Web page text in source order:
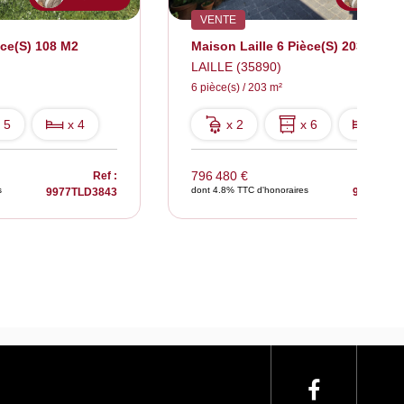
108 M2
5 x 4
Ref :
9977TLD3843
VENTE
Maison Laille 6 Pièce(s) 203m²
LAILLE (35890)
6 pièce(s) / 203 m²
x 2 x 6
796 480 €
dont 4.8% TTC d'honoraires